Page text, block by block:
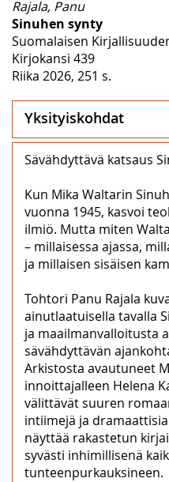
Rajala, Panu
Sinuhen synty
Suomalaisen
Kirjokansi 439
Riika 2026, 251 s.
Yksityiskohdat
Sävähdyttävä katsaus
Kun Mika Waltarin
vuonna 1945, kasvoi
ilmiö. Mutta miten
– millaisessa ajassa,
ja millaisen sisäisen
Tohtori Panu Rajala
ainutlaatuisella tavalla
ja maailmanvalloitusta
sävähdyttävän
Arkistosta avautuneet
innoittajalleen Helena
välittävät suuren
intiimejä ja
näyttää rakastetun
syvästi inhimillisenä
tunteenpurkauksineen.